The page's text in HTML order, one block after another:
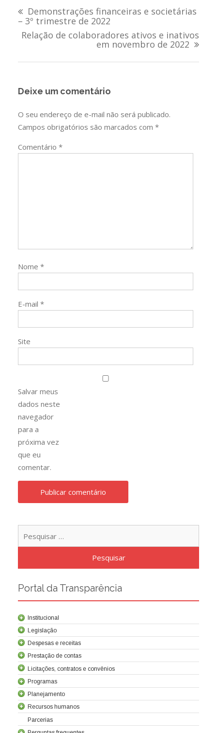
de
Post
Demonstrações financeiras e societárias
– 3º trimestre de 2022
Relação de colaboradores ativos e inativos
em novembro de 2022
Deixe um comentário
O seu endereço de e-mail não será publicado.
Campos obrigatórios são marcados com*
Comentário*
Nome*
E-mail*
Site
Salvar meus
dados neste
navegador
para a
próxima vez
que eu
comentar.
Portal da Transparência
Institucional
Composição acionária
Legislação
Despesas e receitas
Prestação de contas
Balanços
Relatórios trimestrais
Licitações, contratos e convênios
Programas
Planejamento
Recursos humanos
Parcerias